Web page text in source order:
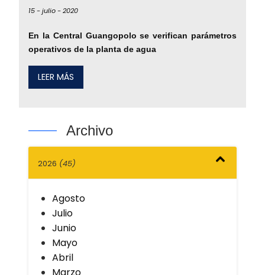
15 -julio -2020
En la Central Guangopolo se verifican parámetros
operativos de la planta de agua
LEER MÁS
Archivo
2026 (45)
Agosto
Julio
Junio
Mayo
Abril